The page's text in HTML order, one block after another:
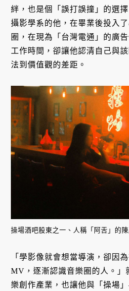
絆，也是個「誤打誤撞」的選
攝影學系的他，在畢業後投入
圈，在現為「台灣電通」的廣
工作時間，卻讓他認清自己與
法到價值觀的差距。
操場酒吧股東之一、人稱「阿舌」的陳
「學影像就會想當導演，卻因
MV，逐漸認識音樂圈的人。」
樂創作產業，也讓他與「操場